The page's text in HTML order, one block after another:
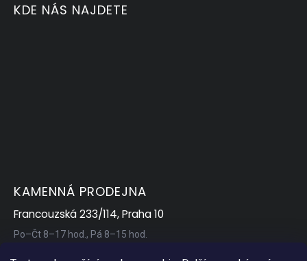
KDE NÁS NAJDETE
KAMENNÁ PRODEJNA
Francouzská 233/114, Praha 10
Po–Čt 8–17 hod., Pá 8–15 hod.